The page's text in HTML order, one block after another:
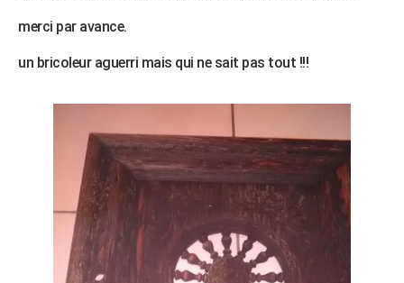
merci par avance.
un bricoleur aguerri mais qui ne sait pas tout !!!